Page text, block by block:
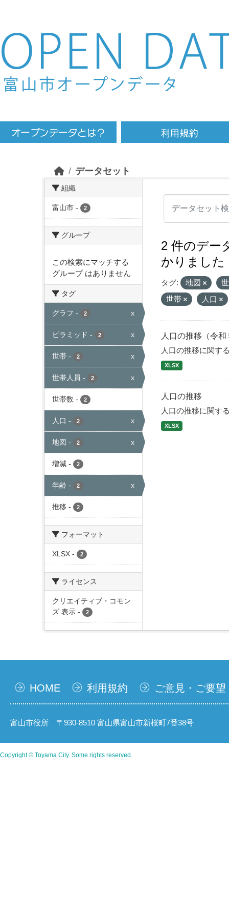
Skip to main content
データセット
組織
富山市 - 2
グループ
この検索にマッチする
グループ はありません
タグ
グラフ - 2 x
ピラミッド - 2 x
世帯 - 2 x
世帯人員 - 2 x
世帯数 - 2
人口 - 2 x
地図 - 2 x
増減 - 2
年齢 - 2 x
推移 - 2
フォーマット
XLSX - 2
ライセンス
クリエイティブ・コモン
ズ 表示 - 2
2 件のデー
かりました
タグ: 地図
世帯
人口
人口の推移（令和
人口の推移に関す
XLSX
人口の推移
人口の推移に関す
XLSX
HOME 利用規約 ご意見・ご要望
富山市役所 〒930-8510 富山県富山市新桜町7番38号
Copyright © Toyama City. Some rights reserved.